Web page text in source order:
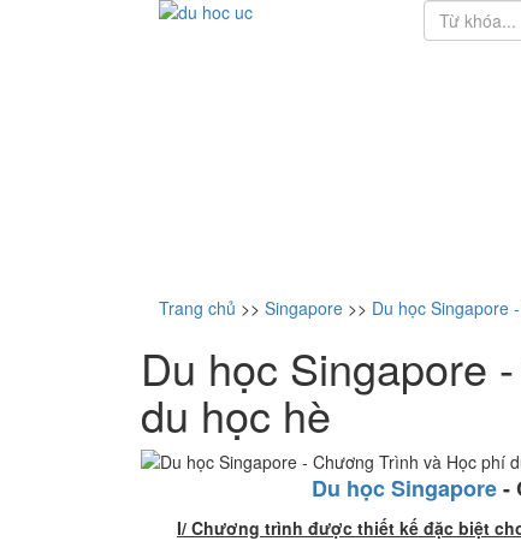
Trang chủ >> Singapore >> Du học Singapore
Du học Singapore
du học hè
Du học Singapore-
I/ Chương trình được thiết kế đặc biệt